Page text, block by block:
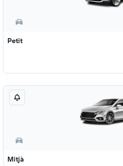
Petit
Mitjà